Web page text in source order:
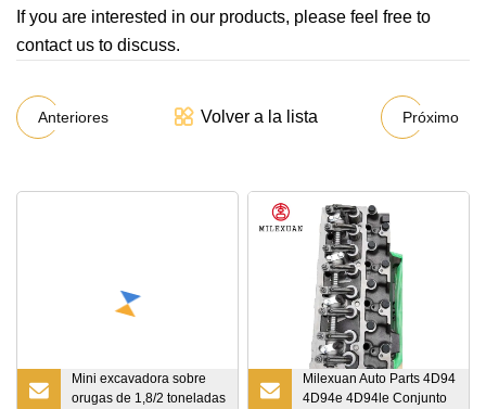
If you are interested in our products, please feel free to
contact us to discuss.
Anteriores Volver a la lista Próximo
Mini excavadora sobre
orugas de 1,8/2 toneladas
Milexuan Auto Parts 4D94
4D94e 4D94le Conjunto